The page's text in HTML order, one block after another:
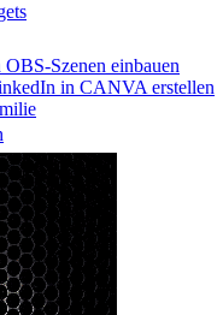
Szenen einbauen
in CANVA erstellen